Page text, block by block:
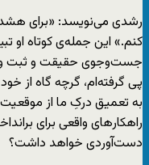
رشدی می‌نویسد: «برای
کنم.» این جمله‌ی کوتاه او
جست‌وجوی حقیقت و ثبت و
پی گرفته‌ام، گرچه گاه از
به تعمیق درکِ ما از
راهکارهای واقعی برای
دست‌آوردی خواهد داشت؟